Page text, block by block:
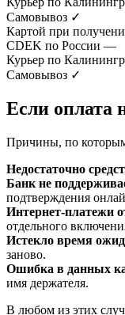
Самовывоз ✓
Картой при
CDEK по России —
Курьер по
Самовывоз ✓
Если оплата
Причины, по
Недостаточно
Банк не
подтверждения
Интернет-платежи
отдельного
Истекло время
заново.
Ошибка в данных
имя держателя.
В любом из этих